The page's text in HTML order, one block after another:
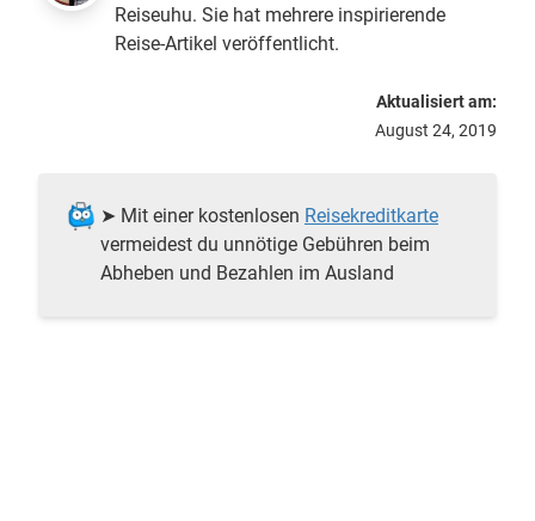
Reiseuhu. Sie hat mehrere inspirierende
Reise-Artikel veröffentlicht.
Aktualisiert am:
August 24, 2019
➤ Mit einer kostenlosen Reisekreditkarte
vermeidest du unnötige Gebühren beim
Abheben und Bezahlen im Ausland